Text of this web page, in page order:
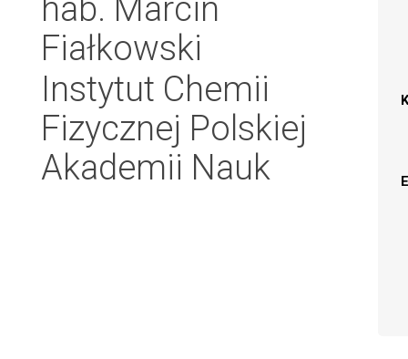
hab. Marcin
Fiałkowski
Instytut Chemii
Fizycznej Polskiej
Akademii Nauk